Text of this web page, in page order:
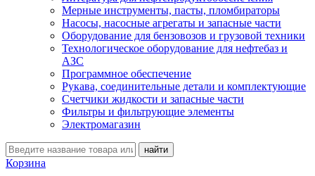
Мерные инструменты, пасты, пломбираторы
Насосы, насосные агрегаты и запасные части
Оборудование для бензовозов и грузовой техники
Технологическое оборудование для нефтебаз и
АЗС
Программное обеспечение
Рукава, соединительные детали и комплектующие
Счетчики жидкости и запасные части
Фильтры и фильтрующие элементы
Электромагазин
Корзина